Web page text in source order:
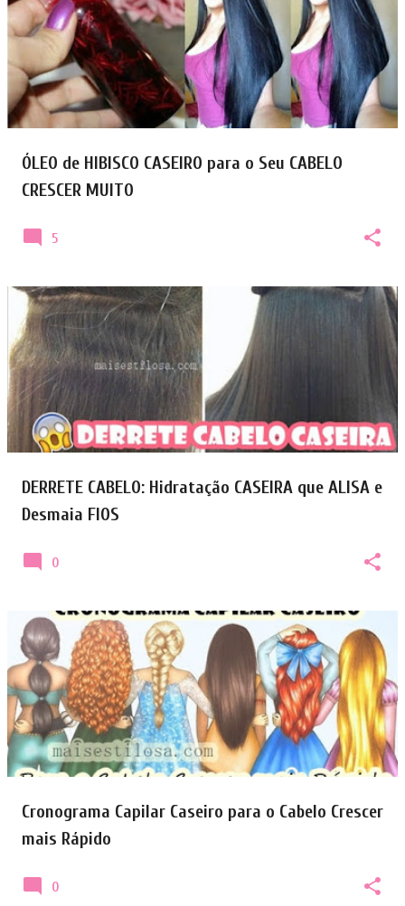
ÓLEO de HIBISCO CASEIRO para o Seu CABELO
CRESCER MUITO
5
DERRETE CABELO: Hidratação CASEIRA que ALISA e
Desmaia FIOS
0
Cronograma Capilar Caseiro para o Cabelo Crescer
mais Rápido
0